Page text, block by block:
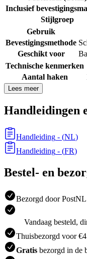
Inclusief
Stijlgroep
Gebruik
Bevestigingsmethode
Geschikt voor
Technische kenmerken
Aantal haken
Lees meer
Handleidingen
Handleiding - (NL)
Handleiding - (FR)
Bestel- en
Bezorgd door PostNL
Vandaag besteld,
Thuisbezorgd voor
Gratis bezorgd in de